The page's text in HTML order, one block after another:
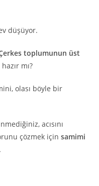
düşüyor.
toplumunun üst
mı?
olası böyle bir
acısını
çözmek içinsamimi